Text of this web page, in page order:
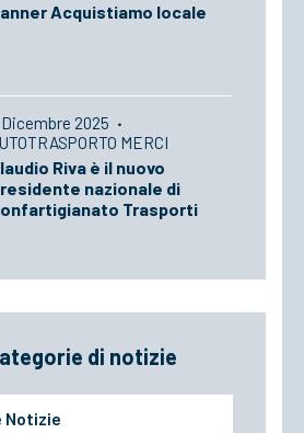
Acquistiamo locale
2025 ·
MERCI
Riva è il nuovo
nazionale di
Trasporti
di notizie
Notizie